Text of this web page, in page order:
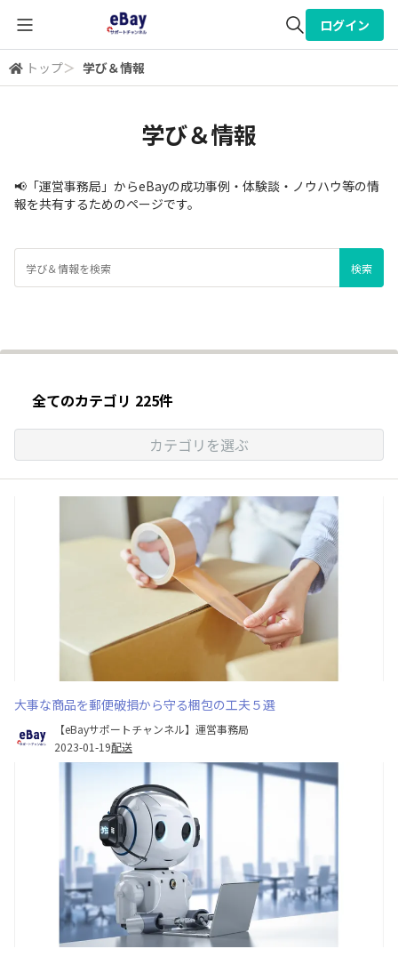
全体検索
ログイン
トップ＞ 学び＆情報
学び＆情報
📢「運営事務局」からeBayの成功事例・体験談・ノウハウ等の情
報を共有するためのページです。
全てのカテゴリ 225件
カテゴリを選ぶ
大事な商品を郵便破損から守る梱包の工夫５選
【eBayサポートチャンネル】運営事務局
2023-01-19配送